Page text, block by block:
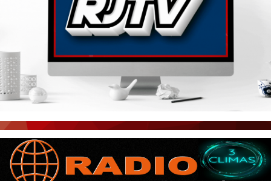
PORTAL CEARÁ
ÚLTIMAS POSTAGENS
BOAS NOTÍCIAS...VIRAM MANCHETE!
CEARÁ BRASIL NOTÍCIAS
CEARÁ BRASIL MUNDO 1